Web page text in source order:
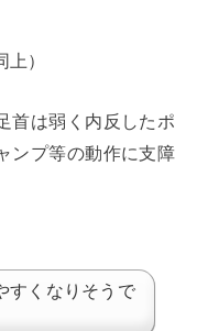
上）
首は弱く内反したポ
ンプ等の動作に支障
すくなりそうで